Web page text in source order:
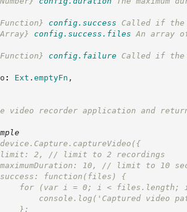
config.success Called if the
config.success.files An array
config.failure Called if the
: Ext . emptyFn ,
recorder application and
2, // limit to 2 recordings
10, // limit to 10
function(files) {
for (var i = 0; i < files.length;
console.log('Captured
};